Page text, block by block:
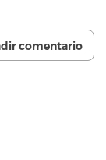
comentario